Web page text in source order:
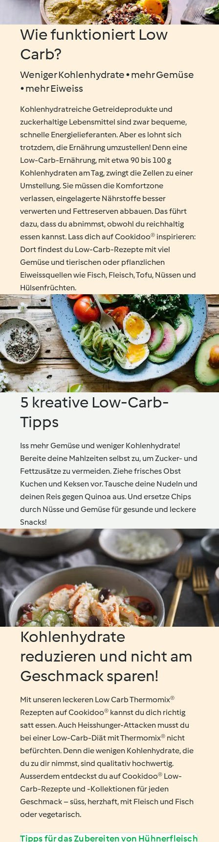
Wie funktioniert Low
Carb?
Weniger Kohlenhydrate • mehr Gemüse
• mehr Eiweiss
Kohlenhydratreiche Getreideprodukte und
zuckerhaltige Lebensmittel sind zwar bequeme,
schnelle Energielieferanten. Aber es lohnt sich
trotzdem, die Ernährung umzustellen! Denn eine
Low-Carb-Ernährung, mit etwa 90 bis 100 g
Kohlenhydraten am Tag, zwingt die Zellen zu einer
Umstellung. Sie müssen die Komfortzone
verlassen, eingelagerte Nährstoffe besser
verwerten und Fettreserven abbauen. Das führt
dazu, dass du abnimmst, obwohl du reichhaltig
essen kannst. Lass dich auf Cookidoo® inspirieren:
Dort findest du Low-Carb-Rezepte mit viel
Gemüse und tierischen oder pflanzlichen
Eiweissquellen wie Fisch, Fleisch, Tofu, Nüssen und
Hülsenfrüchten.
5 kreative Low-Carb-
Tipps
Iss mehr Gemüse und weniger Kohlenhydrate!
Bereite deine Mahlzeiten selbst zu, um Zucker- und
Fettzusätze zu vermeiden. Ziehe frisches Obst
Kuchen und Keksen vor. Tausche deine Nudeln und
deinen Reis gegen Quinoa aus. Und ersetze Chips
durch Nüsse und Gemüse für gesunde und leckere
Snacks!
Kohlenhydrate
reduzieren und nicht am
Geschmack sparen!
Mit unseren leckeren Low Carb Thermomix®
Rezepten auf Cookidoo® kannst du dich richtig
satt essen. Auch Heisshunger-Attacken musst du
bei einer Low-Carb-Diät mit Thermomix® nicht
befürchten. Denn die wenigen Kohlenhydrate, die
du zu dir nimmst, sind qualitativ hochwertig.
Ausserdem entdeckst du auf Cookidoo® Low-
Carb-Rezepte und -Kollektionen für jeden
Geschmack – süss, herzhaft, mit Fleisch und Fisch
oder vegetarisch.
Tipps für das Zubereiten von Hühnerfleisch